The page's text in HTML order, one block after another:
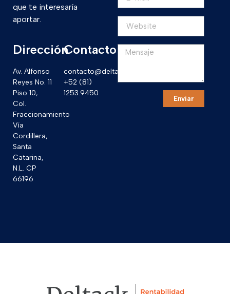
que te interesaría
aportar.
Dirección
Av. Alfonso
Reyes No. 11
Piso 10,
Col.
Fraccionamiento
Vía
Cordillera,
Santa
Catarina,
N.L. CP
66196
Contacto
contacto@deltack.mx
+52 (81)
1253.9450
Enviar